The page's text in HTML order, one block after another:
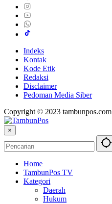
Indeks
Kontak
Kode Etik
Redaksi
Disclaimer
Pedoman Media Siber
Copyright © 2023 tambunpos.com
×
Home
TambunPos TV
Kategori
Daerah
Hukum